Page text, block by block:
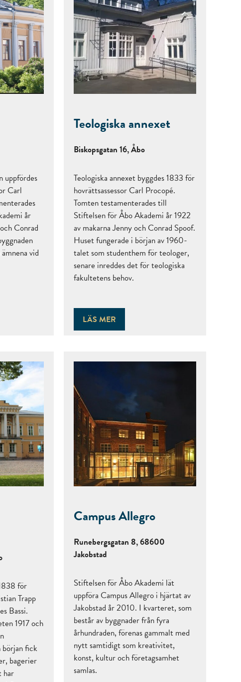
uppfördes
Carl
år
Conrad
vid
Teologiska annexet
Biskopsgatan 16, Åbo
Teologiska annexet byggdes 1833 för
hovrättsassessor Carl Procopé.
Tomten testamenterades till
Stiftelsen för Åbo Akademi år 1922
av makarna Jenny och Conrad Spoof.
Huset fungerade i början av 1960-
talet som studenthem för teologer,
senare inreddes det för teologiska
fakultetens behov.
LÄS MER
för
Trapp
Bassi.
1917 och
början fick
bagerier
har
Campus Allegro
Runebergsgatan 8, 68600
Jakobstad
Stiftelsen för Åbo Akademi lät
uppföra Campus Allegro i hjärtat av
Jakobstad år 2010. I kvarteret, som
består av byggnader från fyra
århundraden, förenas gammalt med
nytt samtidigt som kreativitet,
konst, kultur och företagsamhet
samlas.